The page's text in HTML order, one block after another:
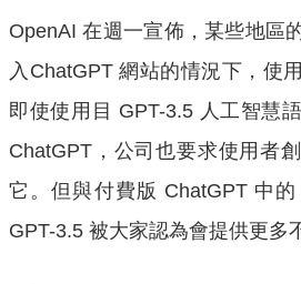
OpenAI 在週一宣佈，某些地區
入ChatGPT 網站的情況下，使
即使使用目 GPT-3.5 人工智慧
ChatGPT，公司也要求使用者
它。但與付費版 ChatGPT 中的
GPT-3.5 被大家認為會提供更多